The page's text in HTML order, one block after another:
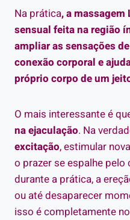
Na prática, a
sensual feita na região
ampliar as sensações
conexão corporal e
próprio corpo de um
O mais interessante é
na ejaculação. Na
excitação, estimular
o prazer se espalhe
durante a prática, a
ou até desaparecer
isso é completamente